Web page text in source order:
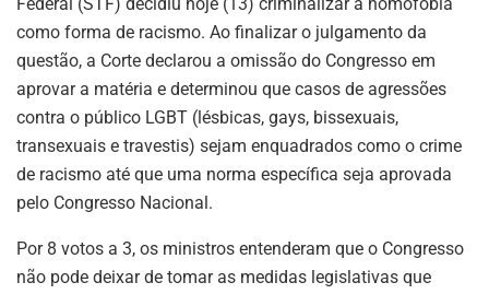
como forma de racismo. Ao finalizar o julgamento da
questão, a Corte declarou a omissão do Congresso em
aprovar a matéria e determinou que casos de agressões
contra o público LGBT (lésbicas, gays, bissexuais,
transexuais e travestis) sejam enquadrados como o crime
de racismo até que uma norma específica seja aprovada
pelo Congresso Nacional.
Por 8 votos a 3, os ministros entenderam que o Congresso
não pode deixar de tomar as medidas legislativas que